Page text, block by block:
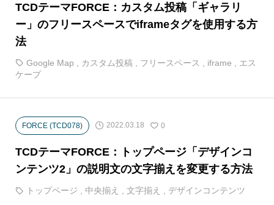
TCDテーマFORCE：カスタム投稿「ギャラリ
ー」のフリースペースでiframeタグを使用する方
法
Google Map カスタム投稿 フリースペース iframe
エス
ケープ
FORCE (TCD078) 2022.03.18 0
TCDテーマFORCE：トップページ「デザインコ
ンテンツ2」の説明文の文字揃えを変更する方法
トップページ 中央揃え 文字揃え デザインコンテンツ